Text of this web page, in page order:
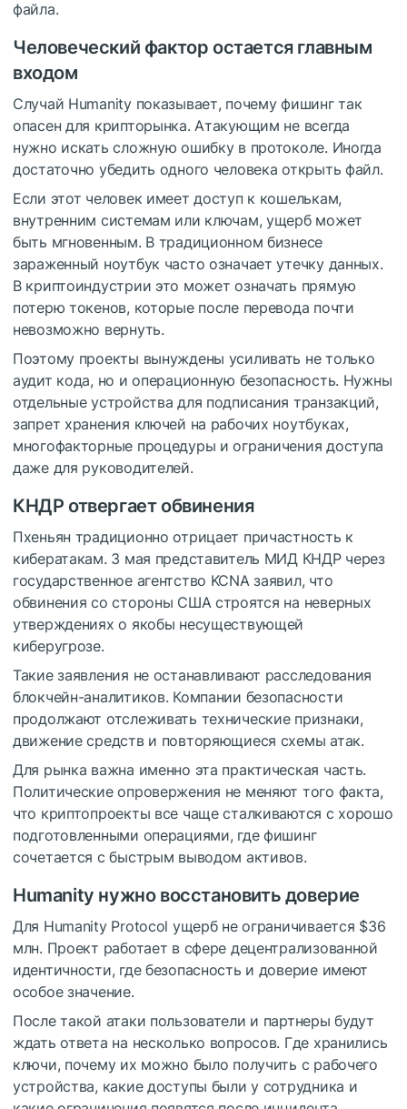
файла.
Человеческий фактор остается главным
входом
Случай Humanity показывает, почему фишинг так
опасен для крипторынка. Атакующим не всегда
нужно искать сложную ошибку в протоколе. Иногда
достаточно убедить одного человека открыть файл.
Если этот человек имеет доступ к кошелькам,
внутренним системам или ключам, ущерб может
быть мгновенным. В традиционном бизнесе
зараженный ноутбук часто означает утечку данных.
В криптоиндустрии это может означать прямую
потерю токенов, которые после перевода почти
невозможно вернуть.
Поэтому проекты вынуждены усиливать не только
аудит кода, но и операционную безопасность. Нужны
отдельные устройства для подписания транзакций,
запрет хранения ключей на рабочих ноутбуках,
многофакторные процедуры и ограничения доступа
даже для руководителей.
КНДР отвергает обвинения
Пхеньян традиционно отрицает причастность к
кибератакам. 3 мая представитель МИД КНДР через
государственное агентство KCNA заявил, что
обвинения со стороны США строятся на неверных
утверждениях о якобы несуществующей
киберугрозе.
Такие заявления не останавливают расследования
блокчейн-аналитиков. Компании безопасности
продолжают отслеживать технические признаки,
движение средств и повторяющиеся схемы атак.
Для рынка важна именно эта практическая часть.
Политические опровержения не меняют того факта,
что криптопроекты все чаще сталкиваются с хорошо
подготовленными операциями, где фишинг
сочетается с быстрым выводом активов.
Humanity нужно восстановить доверие
Для Humanity Protocol ущерб не ограничивается $36
млн. Проект работает в сфере децентрализованной
идентичности, где безопасность и доверие имеют
особое значение.
После такой атаки пользователи и партнеры будут
ждать ответа на несколько вопросов. Где хранились
ключи, почему их можно было получить с рабочего
устройства, какие доступы были у сотрудника и